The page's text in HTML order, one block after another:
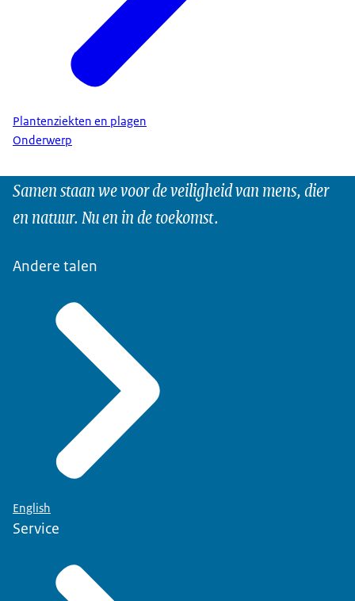
Plantenziekten en plagen
Onderwerp
Samen staan we voor de veiligheid van mens, dier
en natuur. Nu en in de toekomst.
Andere talen
English
Service